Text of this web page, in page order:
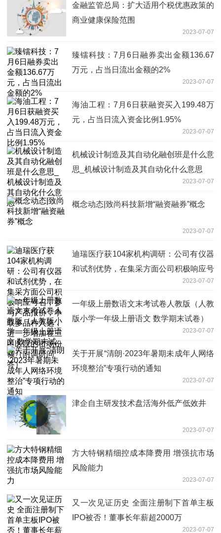
金融监管总局：扩大适用个税优惠政策的
商业健康保险范围
2023-07-07
臻镭科技：7月6日融券卖出金额136.67
万元，占当日流出金额的2%
2023-07-07
海油工程：7月6日获融资买入199.48万
元，占当日流入资金比例1.95%
2023-07-07
机械设计制造及其自动化融创班是什么意
思_机械设计制造及其自动化什么意思
2023-07-07
概念动态|致尚科技新增“融资融券”概念
2023-07-07
迪瑞医疗获104家机构调研：公司有仪器
和试剂优势，在集采方面公司积极响应号
召，参与产品报价，争取多品种入选，进
一步增加在三甲医院的市场份额（附调研
问答）
2023-07-07
一年级上册数语文末考试卷人教版（人教
版小学一年级上册语文 数学期末试卷）
2023-07-07
关于开展“清朗·2023年暑期未成年人网络
环境整治”专项行动的通知
2023-07-07
津企自主研发技术盘活海外低产低效井
2023-07-07
方大特钢精细控成本降费用 增强抗市场
风险能力
2023-07-07
又一次见证历史 全面注册制下首单主板
IPO被否！董事长年薪超2000万
2023-07-07